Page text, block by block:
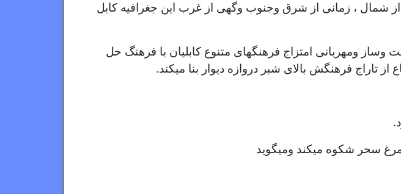
شمال ، زمانی از شرق وجنوب وگهی از غرب این جغرافیه کابل
ومهربانی امتزاج فرهنگهای متنوع کابلیان با فرهنگ حل
تاراج فرهنگش بالای شیر دروازه دیوار بنا میکند.
سحر شکوه میکند ومیگوید